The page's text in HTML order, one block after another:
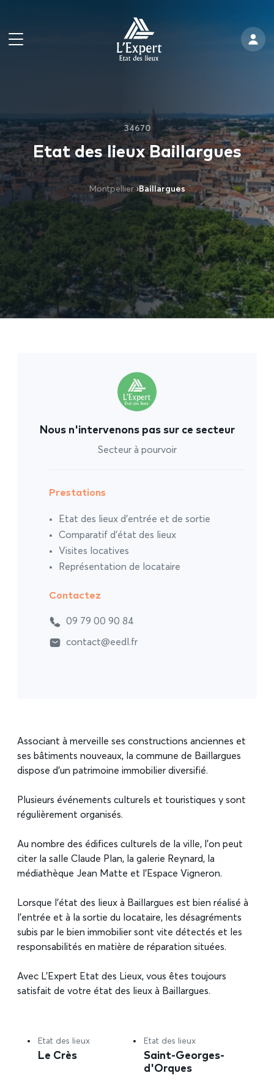
34670
Etat des lieux Baillargues
Montpellier ›Baillargues
Associant à merveille ses constructions anciennes et
ses bâtiments nouveaux, la commune de Baillargues
dispose d’un patrimoine immobilier diversifié.
Plusieurs événements culturels et touristiques y sont
régulièrement organisés.
Au nombre des édifices culturels de la ville, l’on peut
citer la salle Claude Plan, la galerie Reynard, la
médiathèque Jean Matte et l’Espace Vigneron.
Lorsque l’état des lieux à Baillargues est bien réalisé à
l’entrée et à la sortie du locataire, les désagréments
subis par le bien immobilier sont vite détectés et les
responsabilités en matière de réparation situées.
Avec L’Expert Etat des Lieux, vous êtes toujours
satisfait de votre état des lieux à Baillargues.
Etat des lieux
Le Crès
Etat des lieux
Saint-Georges-
d'Orques
Nous n'intervenons pas sur ce secteur
Secteur à pourvoir
Prestations
Etat des lieux d’entrée et de sortie
Comparatif d’état des lieux
Visites locatives
Représentation de locataire
Contactez
09 79 00 90 84
contact@eedl.fr